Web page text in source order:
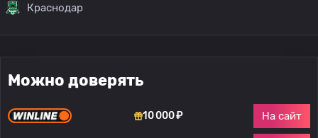
Краснодар
Можно доверять
10 000 ₽ На сайт